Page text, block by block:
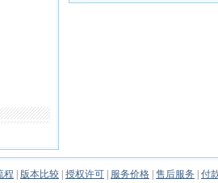
程 版本比较 授权许可 服务价格 售后服务
付